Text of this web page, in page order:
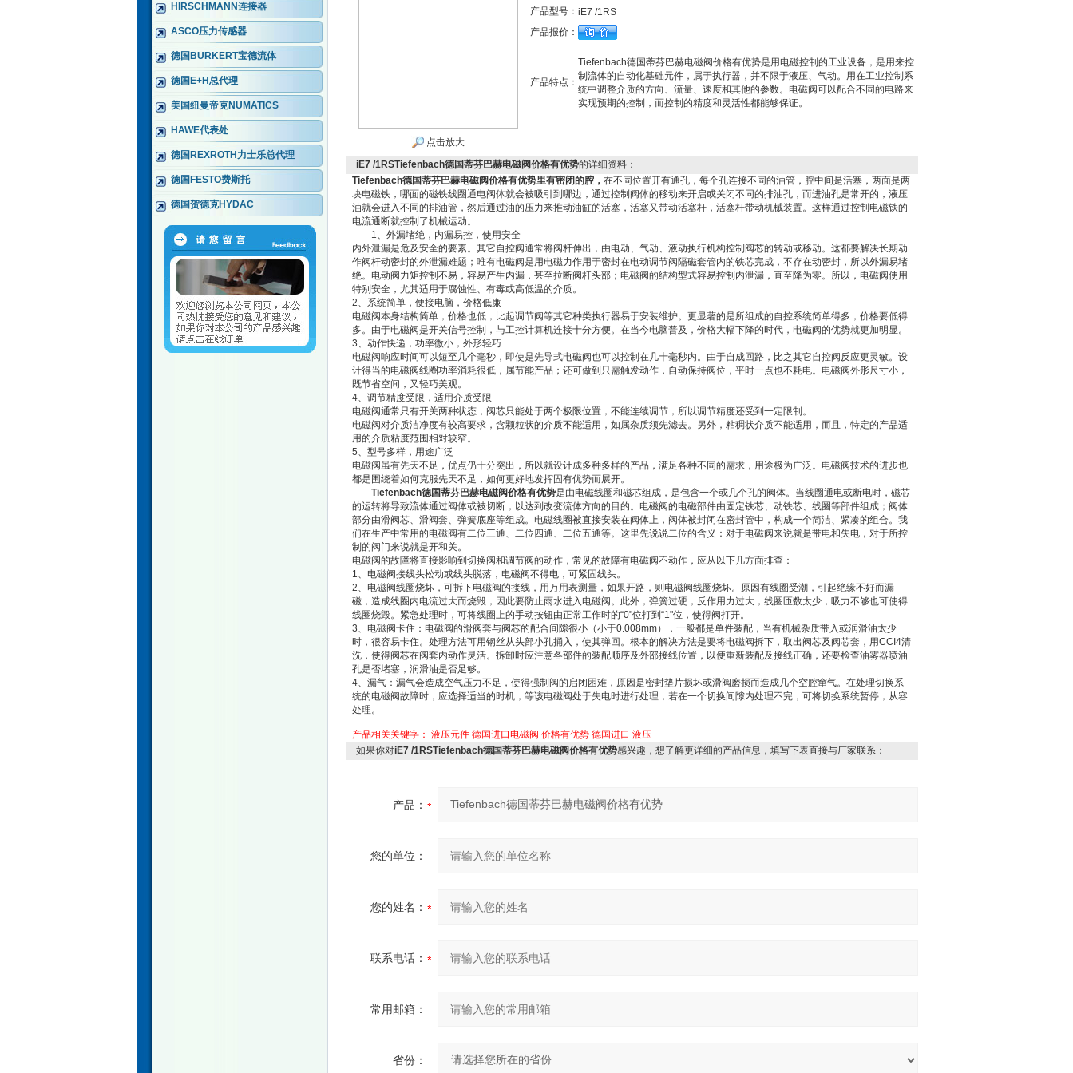
HIRSCHMANN连接器
ASCO压力传感器
德国BURKERT宝德流体
德国E+H总代理
美国纽曼帝克NUMATICS
HAWE代表处
德国REXROTH力士乐总代理
德国FESTO费斯托
德国贺德克HYDAC
点击放大
产品型号： iE7 /1RS
产品报价：
产品特点：
Tiefenbach德国蒂芬巴赫电磁阀价格有优势是用电磁控制的工业设备，是用来控
制流体的自动化基础元件，属于执行器，并不限于液压、气动。用在工业控制系
统中调整介质的方向、流量、速度和其他的参数。电磁阀可以配合不同的电路来
实现预期的控制，而控制的精度和灵活性都能够保证。
iE7 /1RSTiefenbach德国蒂芬巴赫电磁阀价格有优势的详细资料：
Tiefenbach德国蒂芬巴赫电磁阀价格有优势里有密闭的腔， 在不同位置开有通孔，每个孔连接不同的油管，腔中间是活塞，两面是两
块电磁铁，哪面的磁铁线圈通电阀体就会被吸引到哪边，通过控制阀体的移动来开启或关闭不同的排油孔，而进油孔是常开的，液压
油就会进入不同的排油管，然后通过油的压力来推动油缸的活塞，活塞又带动活塞杆，活塞杆带动机械装置。这样通过控制电磁铁的
电流通断就控制了机械运动。
1、外漏堵绝，内漏易控，使用安全
内外泄漏是危及安全的要素。其它自控阀通常将阀杆伸出，由电动、气动、液动执行机构控制阀芯的转动或移动。这都要解决长期动
作阀杆动密封的外泄漏难题；唯有电磁阀是用电磁力作用于密封在电动调节阀隔磁套管内的铁芯完成，不存在动密封，所以外漏易堵
绝。电动阀力矩控制不易，容易产生内漏，甚至拉断阀杆头部；电磁阀的结构型式容易控制内泄漏，直至降为零。所以，电磁阀使用
特别安全，尤其适用于腐蚀性、有毒或高低温的介质。
2、系统简单，便接电脑，价格低廉
电磁阀本身结构简单，价格也低，比起调节阀等其它种类执行器易于安装维护。更显著的是所组成的自控系统简单得多，价格要低得
多。由于电磁阀是开关信号控制，与工控计算机连接十分方便。在当今电脑普及，价格大幅下降的时代，电磁阀的优势就更加明显。
3、动作快递，功率微小，外形轻巧
电磁阀响应时间可以短至几个毫秒，即使是先导式电磁阀也可以控制在几十毫秒内。由于自成回路，比之其它自控阀反应更灵敏。设
计得当的电磁阀线圈功率消耗很低，属节能产品；还可做到只需触发动作，自动保持阀位，平时一点也不耗电。电磁阀外形尺寸小，
既节省空间，又轻巧美观。
4、调节精度受限，适用介质受限
电磁阀通常只有开关两种状态，阀芯只能处于两个极限位置，不能连续调节，所以调节精度还受到一定限制。
电磁阀对介质洁净度有较高要求，含颗粒状的介质不能适用，如属杂质须先滤去。另外，粘稠状介质不能适用，而且，特定的产品适
用的介质粘度范围相对较窄。
5、型号多样，用途广泛
电磁阀虽有先天不足，优点仍十分突出，所以就设计成多种多样的产品，满足各种不同的需求，用途极为广泛。电磁阀技术的进步也
都是围绕着如何克服先天不足，如何更好地发挥固有优势而展开。
Tiefenbach德国蒂芬巴赫电磁阀价格有优势是由电磁线圈和磁芯组成，是包含一个或几个孔的阀体。当线圈通电或断电时，磁芯
的运转将导致流体通过阀体或被切断，以达到改变流体方向的目的。电磁阀的电磁部件由固定铁芯、动铁芯、线圈等部件组成；阀体
部分由滑阀芯、滑阀套、弹簧底座等组成。电磁线圈被直接安装在阀体上，阀体被封闭在密封管中，构成一个简洁、紧凑的组合。我
们在生产中常用的电磁阀有二位三通、二位四通、二位五通等。这里先说说二位的含义：对于电磁阀来说就是带电和失电，对于所控
制的阀门来说就是开和关。
电磁阀的故障将直接影响到切换阀和调节阀的动作，常见的故障有电磁阀不动作，应从以下几方面排查：
1、电磁阀接线头松动或线头脱落，电磁阀不得电，可紧固线头。
2、电磁阀线圈烧坏，可拆下电磁阀的接线，用万用表测量，如果开路，则电磁阀线圈烧坏。原因有线圈受潮，引起绝缘不好而漏
磁，造成线圈内电流过大而烧毁，因此要防止雨水进入电磁阀。此外，弹簧过硬，反作用力过大，线圈匝数太少，吸力不够也可使得
线圈烧毁。紧急处理时，可将线圈上的手动按钮由正常工作时的“0"位打到“1"位，使得阀打开。
3、电磁阀卡住：电磁阀的滑阀套与阀芯的配合间隙很小（小于0.008mm），一般都是单件装配，当有机械杂质带入或润滑油太少
时，很容易卡住。处理方法可用钢丝从头部小孔捅入，使其弹回。根本的解决方法是要将电磁阀拆下，取出阀芯及阀芯套，用CCI4清
洗，使得阀芯在阀套内动作灵活。拆卸时应注意各部件的装配顺序及外部接线位置，以便重新装配及接线正确，还要检查油雾器喷油
孔是否堵塞，润滑油是否足够。
4、漏气：漏气会造成空气压力不足，使得强制阀的启闭困难，原因是密封垫片损坏或滑阀磨损而造成几个空腔窜气。在处理切换系
统的电磁阀故障时，应选择适当的时机，等该电磁阀处于失电时进行处理，若在一个切换间隙内处理不完，可将切换系统暂停，从容
处理。
产品相关关键字： 液压元件 德国进口电磁阀 价格有优势 德国进口 液压
如果你对iE7 /1RSTiefenbach德国蒂芬巴赫电磁阀价格有优势感兴趣，想了解更详细的产品信息，填写下表直接与厂家联系：
产品：
您的单位：
您的姓名：
联系电话：
常用邮箱：
省份：